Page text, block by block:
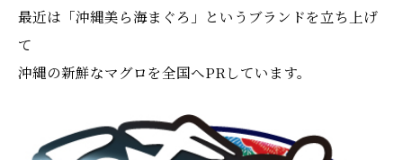
最近は「沖縄美ら海まぐろ」というブランドを立ち上げ
て
沖縄の新鮮なマグロを全国へPRしています。